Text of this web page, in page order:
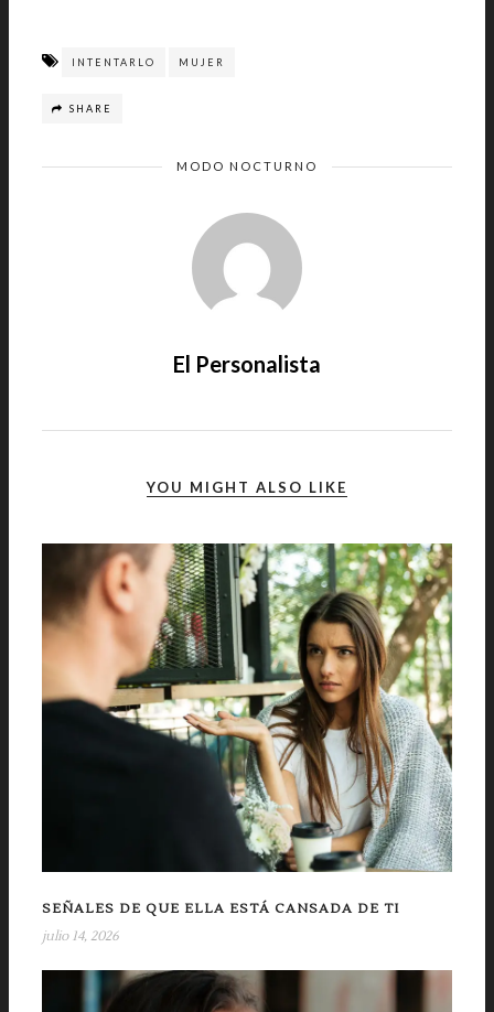
INTENTARLO MUJER
SHARE
MODO NOCTURNO
El Personalista
YOU MIGHT ALSO LIKE
SEÑALES DE QUE ELLA ESTÁ CANSADA DE TI
julio 14, 2026